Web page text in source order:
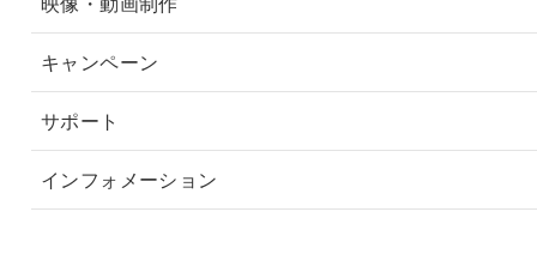
キャンペーン
サポート
インフォメーション